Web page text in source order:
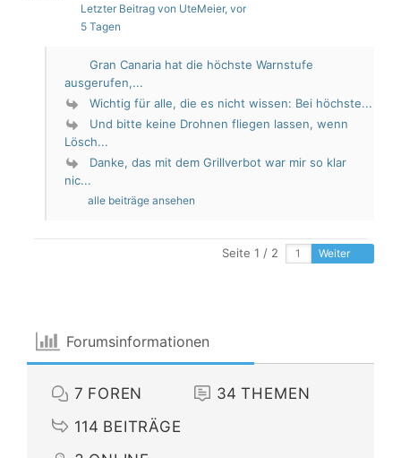
Letzter Beitrag von UteMeier, vor
5 Tagen
Gran Canaria hat die höchste Warnstufe
ausgerufen,...
Wichtig für alle, die es nicht wissen: Bei höchste...
Und bitte keine Drohnen fliegen lassen, wenn
Lösch...
Danke, das mit dem Grillverbot war mir so klar
nic...
alle beiträge ansehen
Seite 1 / 2 Weiter
Forumsinformationen
7 FOREN 34 THEMEN
114 BEITRÄGE